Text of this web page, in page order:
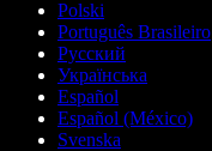
Polski
Português Brasileiro
Русский
Українська
Español
Español (México)
Svenska